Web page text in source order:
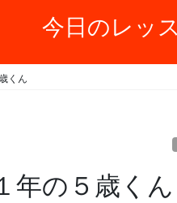
今日のレッ
くん
年の５歳くん